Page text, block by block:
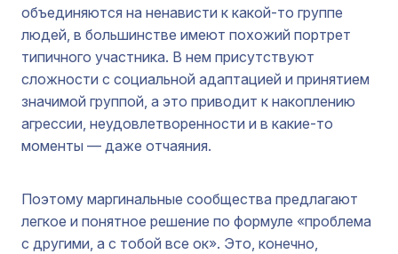
объединяются на ненависти к какой-то группе
людей, в большинстве имеют похожий портрет
типичного участника. В нем присутствуют
сложности с социальной адаптацией и принятием
значимой группой, а это приводит к накоплению
агрессии, неудовлетворенности и в какие-то
моменты — даже отчаяния.
Поэтому маргинальные сообщества предлагают
легкое и понятное решение по формуле «проблема
с другими, а с тобой все ок». Это, конечно,